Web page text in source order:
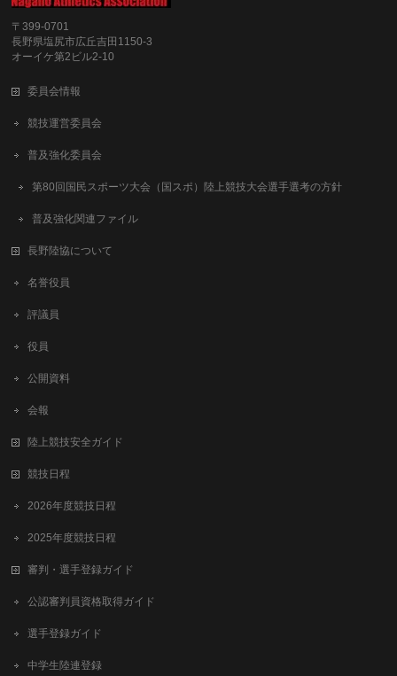
〒399-0701
長野県塩尻市広丘吉田1150-3
オーイケ第2ビル2-10
委員会情報
競技運営委員会
普及強化委員会
第80回国民スポーツ大会（国スポ）陸上競技大会選手選考の方針
普及強化関連ファイル
長野陸協について
名誉役員
評議員
役員
公開資料
会報
陸上競技安全ガイド
競技日程
2026年度競技日程
2025年度競技日程
審判・選手登録ガイド
公認審判員資格取得ガイド
選手登録ガイド
中学生陸連登録